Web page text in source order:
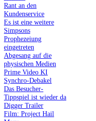
Rant an den
Kundenservice
Es ist eine weitere
Simpsons
Prophezeiung
eingetreten
Abgesang auf die
physischen Medien
Prime Video KI
Synchro-Debakel
Das Besucher-
Tippspiel ist wieder da
Digger Trailer
Film: Project Hail